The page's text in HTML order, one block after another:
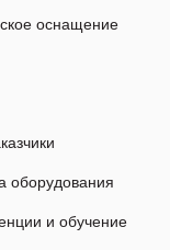
оснащение
оборудования
и обучение